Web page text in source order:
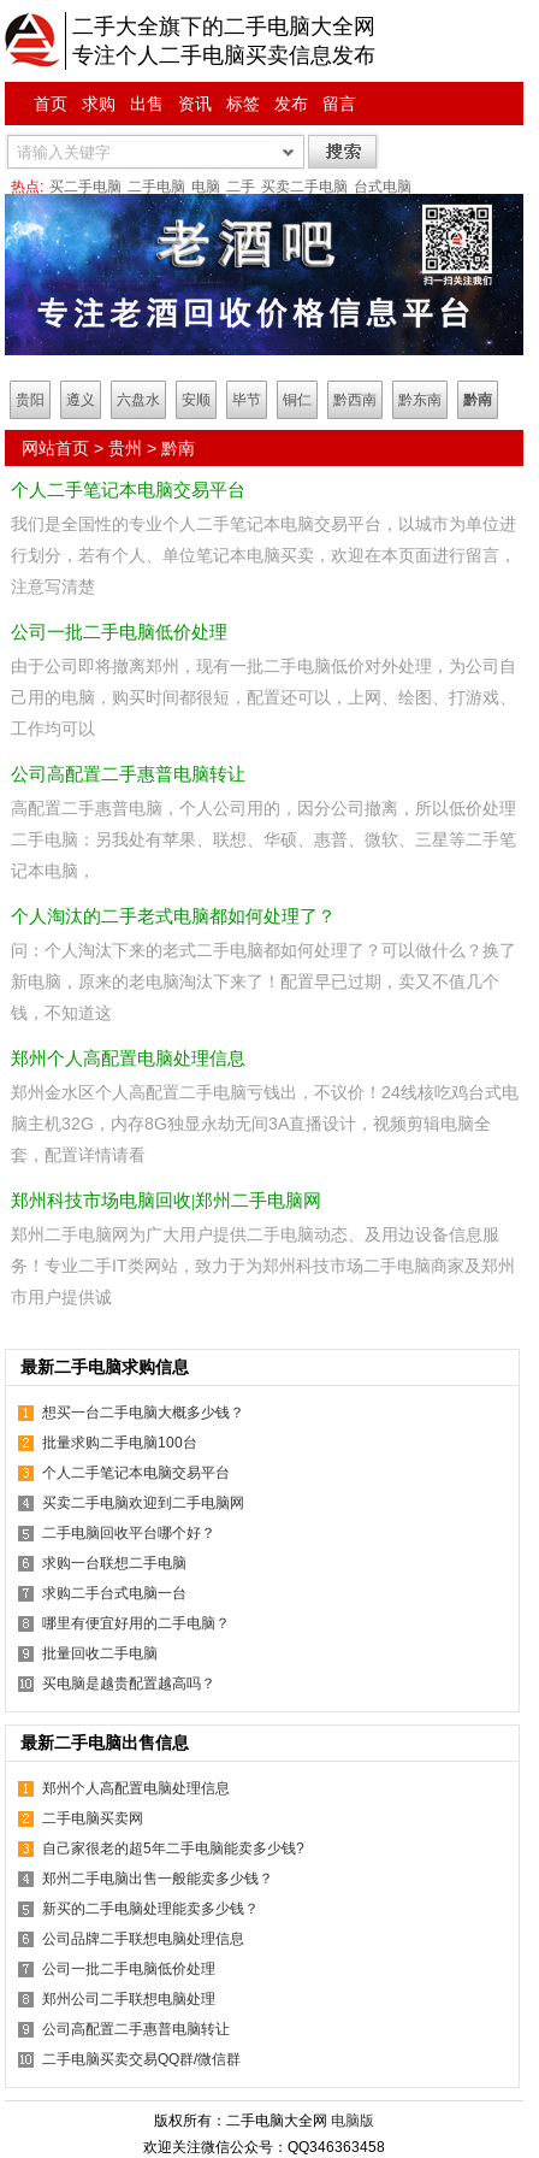
二手大全旗下的二手电脑大全网
专注个人二手电脑买卖信息发布
首页 求购 出售 资讯 标签 发布 留言
热点: 买二手电脑 二手电脑 电脑 二手 买卖二手电脑 台式电脑
贵阳 遵义 六盘水 安顺 毕节 铜仁 黔西南 黔东南 黔南
网站首页 >贵州 >黔南
个人二手笔记本电脑交易平台
我们是全国性的专业个人二手笔记本电脑交易平台，以城市为单位进
行划分，若有个人、单位笔记本电脑买卖，欢迎在本页面进行留言，
注意写清楚
公司一批二手电脑低价处理
由于公司即将撤离郑州，现有一批二手电脑低价对外处理，为公司自
己用的电脑，购买时间都很短，配置还可以，上网、绘图、打游戏、
工作均可以
公司高配置二手惠普电脑转让
高配置二手惠普电脑，个人公司用的，因分公司撤离，所以低价处理
二手电脑：另我处有苹果、联想、华硕、惠普、微软、三星等二手笔
记本电脑，
个人淘汰的二手老式电脑都如何处理了？
问：个人淘汰下来的老式二手电脑都如何处理了？可以做什么？换了
新电脑，原来的老电脑淘汰下来了！配置早已过期，卖又不值几个
钱，不知道这
郑州个人高配置电脑处理信息
郑州金水区个人高配置二手电脑亏钱出，不议价！24线核吃鸡台式电
脑主机32G，内存8G独显永劫无间3A直播设计，视频剪辑电脑全
套，配置详情请看
郑州科技市场电脑回收|郑州二手电脑网
郑州二手电脑网为广大用户提供二手电脑动态、及用边设备信息服
务！专业二手IT类网站，致力于为郑州科技市场二手电脑商家及郑州
市用户提供诚
最新二手电脑求购信息
想买一台二手电脑大概多少钱？
批量求购二手电脑100台
个人二手笔记本电脑交易平台
买卖二手电脑欢迎到二手电脑网
二手电脑回收平台哪个好？
求购一台联想二手电脑
求购二手台式电脑一台
哪里有便宜好用的二手电脑？
批量回收二手电脑
买电脑是越贵配置越高吗？
最新二手电脑出售信息
郑州个人高配置电脑处理信息
二手电脑买卖网
自己家很老的超5年二手电脑能卖多少钱?
郑州二手电脑出售一般能卖多少钱？
新买的二手电脑处理能卖多少钱？
公司品牌二手联想电脑处理信息
公司一批二手电脑低价处理
郑州公司二手联想电脑处理
公司高配置二手惠普电脑转让
二手电脑买卖交易QQ群/微信群
版权所有：二手电脑大全网 电脑版
欢迎关注微信公众号：QQ346363458